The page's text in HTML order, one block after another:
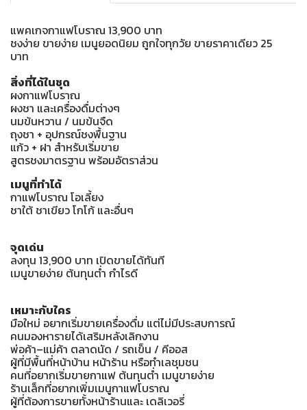
แพคเกจกาแฟโบราณ 13,900 บาท
ชงง่าย ขายง่าย เมนูยอดนิยม ถูกใจทุกวัย ขายราคาเดียว 25
บาท
สิ่งที่ได้ในชุด
ผงกาแฟโบราณ
ผงชา และเครื่องดื่มต่างๆ
นมข้นหวาน / นมข้นจืด
ถุงชา + อุปกรณ์ชงพื้นฐาน
แก้ว + ฝา สำหรับเริ่มขาย
สูตรชงมาตรฐาน พร้อมอัตราส่วน
เมนูที่ทำได้
กาแฟโบราณ โอเลี้ยง
ชาใต้ ชาเขียว โกโก้ และอื่นๆ
จุดเด่น
ลงทุน 13,900 บาท เปิดขายได้ทันที
เมนูขายง่าย ต้นทุนต่ำ กำไรดี
เหมาะกับใคร
มือใหม่ อยากเริ่มขายเครื่องดื่ม แต่ไม่มีประสบการณ์
คนมองหารายได้เสริมหลังเลิกงาน
พ่อค้า–แม่ค้า ตลาดนัด / รถเข็น / คีออส
ผู้ที่มีพื้นที่หน้าบ้าน หน้าร้าน หรือทำเลชุมชน
คนที่อยากเริ่มขายกาแฟ ต้นทุนต่ำ เมนูขายง่าย
ร้านเล็กที่อยากเพิ่มเมนูกาแฟโบราณ
ผู้ที่ต้องการขายทั้งหน้าร้านและ เดลิเวอรี่